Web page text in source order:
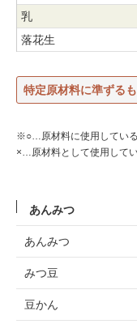
特定原材料に準ずるも
※○…原材料に使用してい
×…原材料として使用して
あんみつ
あんみつ
みつ豆
豆かん